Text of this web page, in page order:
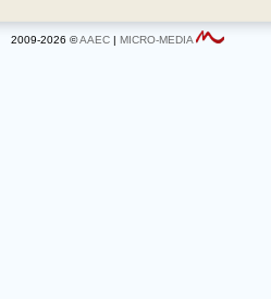
2009-2026 ©AAEC | MICRO-MEDIA